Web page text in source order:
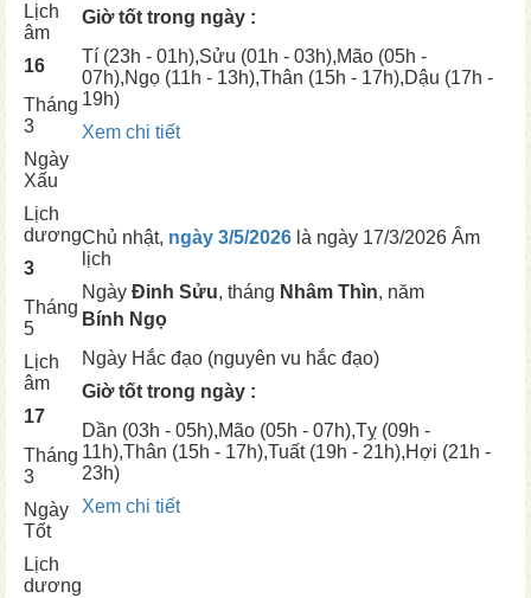
Lịch
âm
16
Tháng
3
Ngày
Xấu
Giờ tốt trong ngày :
Tí (23h - 01h),Sửu (01h - 03h),Mão (05h -
07h),Ngọ (11h - 13h),Thân (15h - 17h),Dậu (17h -
19h)
Xem chi tiết
Lịch
dương
3
Tháng
5
Lịch
âm
17
Tháng
3
Ngày
Tốt
Chủ nhật, ngày 3/5/2026 là ngày 17/3/2026 Âm
lịch
Ngày Đinh Sửu, tháng Nhâm Thìn, năm
Bính Ngọ
Ngày Hắc đạo (nguyên vu hắc đạo)
Giờ tốt trong ngày :
Dần (03h - 05h),Mão (05h - 07h),Tỵ (09h -
11h),Thân (15h - 17h),Tuất(19h - 21h),Hợi (21h -
23h)
Xem chi tiết
Lịch
dương